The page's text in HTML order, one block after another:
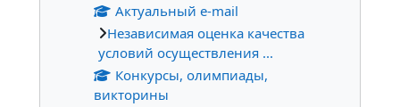
Актуальный e-mail
Независимая оценка качества
условий осуществления ...
Конкурсы, олимпиады,
викторины